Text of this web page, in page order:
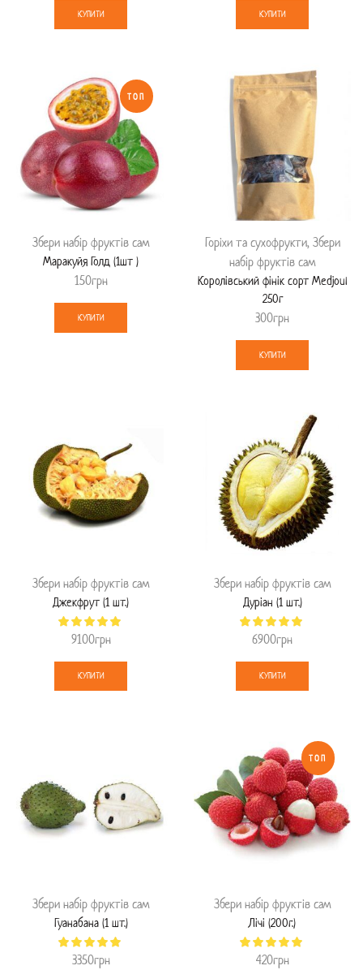
КУПИТИ КУПИТИ
ТОП
Збери набір фруктів сам
Маракуйя Голд (1шт )
150грн
КУПИТИ
Горіхи та сухофрукти, Збери
набір фруктів сам
Королівський фінік сорт Medjoul
250г
300грн
КУПИТИ
Збери набір фруктів сам
Джекфрут (1 шт.)
9100грн
КУПИТИ
Збери набір фруктів сам
Дуріан (1 шт.)
6900грн
КУПИТИ
Збери набір фруктів сам
Гуанабана (1 шт.)
3350грн
ТОП
Збери набір фруктів сам
Лічі (200г.)
420грн